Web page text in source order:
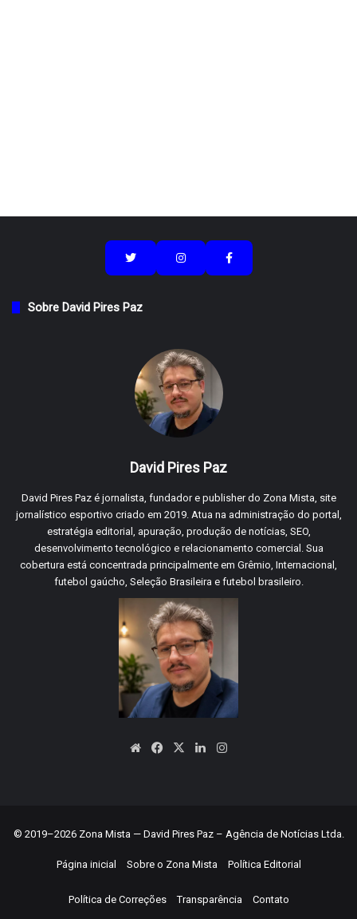
Sobre David Pires Paz
David Pires Paz
David Pires Paz é jornalista, fundador e publisher do Zona Mista, site
jornalístico esportivo criado em 2019. Atua na administração do portal,
estratégia editorial, apuração, produção de notícias, SEO,
desenvolvimento tecnológico e relacionamento comercial. Sua
cobertura está concentrada principalmente em Grêmio, Internacional,
futebol gaúcho, Seleção Brasileira e futebol brasileiro.
WebsiteFacebook
X LinkedinInstagram
© 2019–2026 Zona Mista — David Pires Paz – Agência de Notícias Ltda.
Página inicial Sobre o Zona Mista Política Editorial
Política de Correções Transparência Contato